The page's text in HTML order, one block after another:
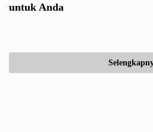
untuk Anda